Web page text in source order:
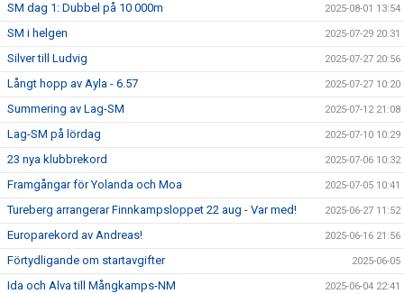
SM dag 1: Dubbel på 10 000m 2025-08-01 13:54
SM i helgen 2025-07-29 20:31
Silver till Ludvig 2025-07-27 20:56
Långt hopp av Ayla - 6.57 2025-07-27 10:20
Summering av Lag-SM 2025-07-12 21:08
Lag-SM på lördag 2025-07-10 10:29
23 nya klubbrekord 2025-07-06 10:32
Framgångar för Yolanda och Moa 2025-07-05 10:41
Tureberg arrangerar Finnkampsloppet 22 aug - Var med! 2025-06-27 11:52
Europarekord av Andreas! 2025-06-16 21:56
Förtydligande om startavgifter 2025-06-05
Ida och Alva till Mångkamps-NM 2025-06-04 22:41